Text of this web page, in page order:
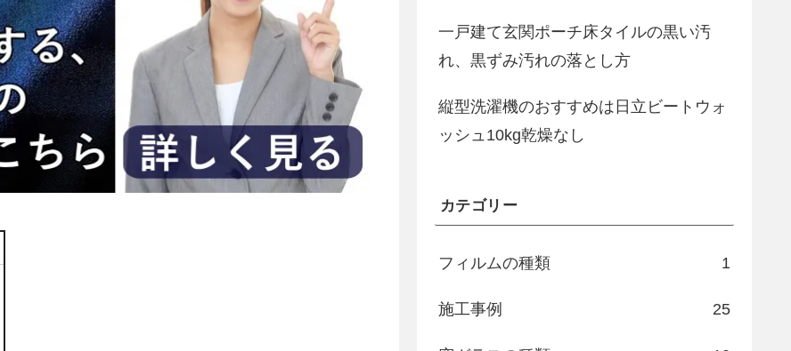
一戸建て玄関ポーチ床タイルの黒い汚
れ、黒ずみ汚れの落とし方
縦型洗濯機のおすすめは日立ビートウォ
ッシュ10kg乾燥なし
カテゴリー
フィルムの種類 1
施工事例 25